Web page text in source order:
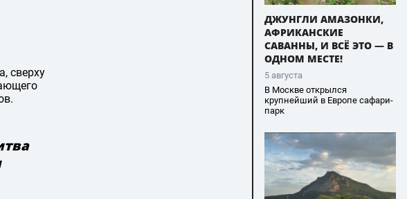
сверху
ДЖУНГЛИ АМАЗОНКИ,
АФРИКАНСКИЕ
САВАННЫ, И ВСЁ ЭТО — В
ОДНОМ МЕСТЕ!
5 августа
В Москве открылся
крупнейший в Европе сафари-
парк